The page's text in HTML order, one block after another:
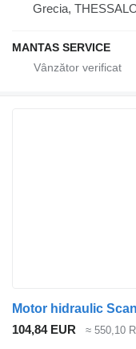
Grecia,
MANTAS SERVICE
104,84 EUR ≈ 550,10